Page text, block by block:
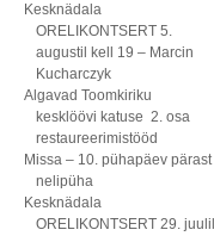
Kesknädala
ORELIKONTSERT 5.
augustil kell 19 – Marcin
Kucharczyk
Algavad Toomkiriku
kesklöövi katuse 2. osa
restaureerimistööd
Missa – 10. pühapäev pärast
nelipüha
Kesknädala
ORELIKONTSERT 29. juulil